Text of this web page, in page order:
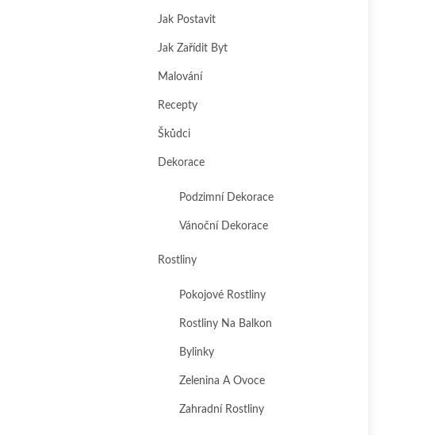
Jak Postavit
Jak Zařídit Byt
Malování
Recepty
Škůdci
Dekorace
Podzimní Dekorace
Vánoční Dekorace
Rostliny
Pokojové Rostliny
Rostliny Na Balkon
Bylinky
Zelenina A Ovoce
Zahradní Rostliny